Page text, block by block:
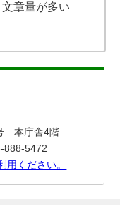
文章量が多い
本庁舎4階
888-5472
用ください。